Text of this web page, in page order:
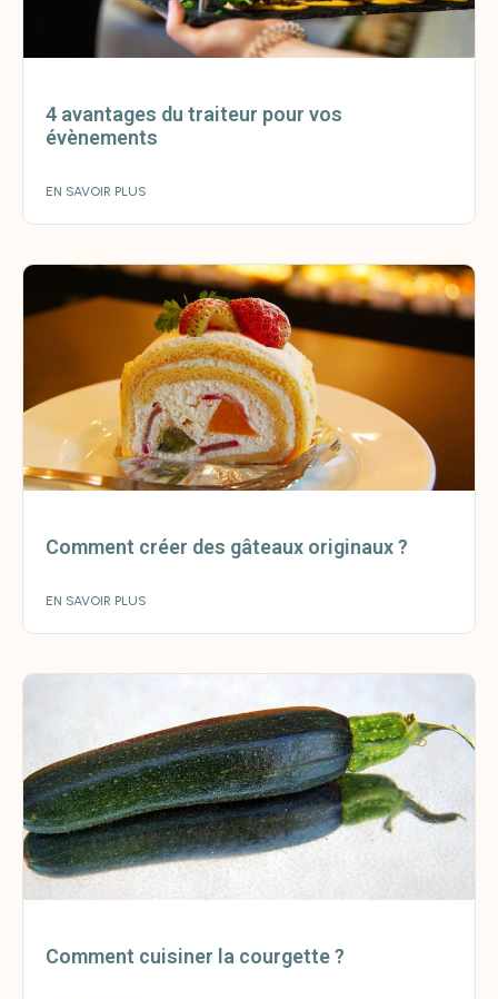
4 avantages du traiteur pour vos
évènements
EN SAVOIR PLUS
Comment créer des gâteaux originaux ?
EN SAVOIR PLUS
Comment cuisiner la courgette ?